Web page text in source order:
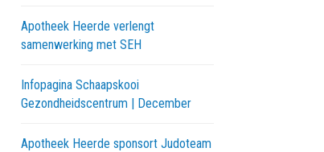
Apotheek Heerde verlengt
samenwerking met SEH
Infopagina Schaapskooi
Gezondheidscentrum | December
Apotheek Heerde sponsort Judoteam